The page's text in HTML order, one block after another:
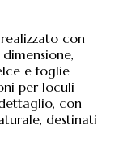
con
e foglie
per loculi
con
destinati